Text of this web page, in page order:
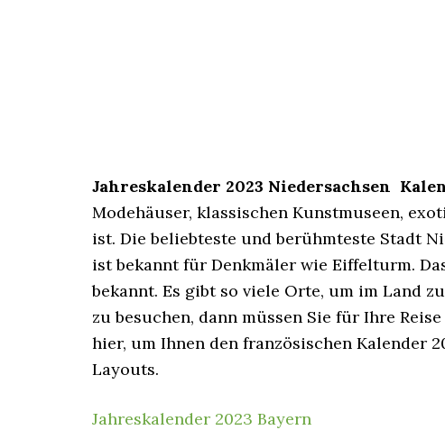
Jahreskalender 2023 Niedersachsen
Modehäuser, klassischen Kunstmuseen,
ist. Die beliebteste und berühmteste Stadt
ist bekannt für Denkmäler wie Eiffelturm.
bekannt. Es gibt so viele Orte, um im Land
zu besuchen, dann müssen Sie für Ihre
hier, um Ihnen den französischen Kalender
Layouts.
Jahreskalender 2023 Bayern